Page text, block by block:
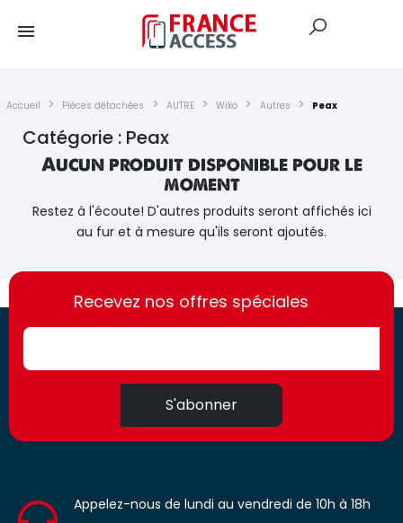
Accueil Pièces détachées AUTRE Wiko Autres Peax
Catégorie : Peax
Aucun produit disponible pour le
moment
Restez à l'écoute! D'autres produits seront affichés ici
au fur et à mesure qu'ils seront ajoutés.
https://france-
access.fr
https://france-
access.fr
Recevez nos offres spéciales
S'abonner
Appelez-nous de lundi au vendredi de 10h à 18h